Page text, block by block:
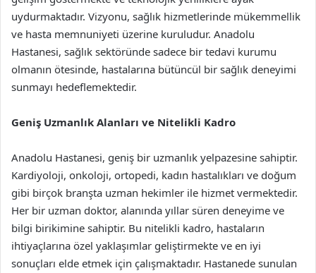
uydurmaktadır. Vizyonu, sağlık hizmetlerinde mükemmellik
ve hasta memnuniyeti üzerine kuruludur. Anadolu
Hastanesi, sağlık sektöründe sadece bir tedavi kurumu
olmanın ötesinde, hastalarına bütüncül bir sağlık deneyimi
sunmayı hedeflemektedir.
Geniş Uzmanlık Alanları ve Nitelikli Kadro
Anadolu Hastanesi, geniş bir uzmanlık yelpazesine sahiptir.
Kardiyoloji, onkoloji, ortopedi, kadın hastalıkları ve doğum
gibi birçok branşta uzman hekimler ile hizmet vermektedir.
Her bir uzman doktor, alanında yıllar süren deneyime ve
bilgi birikimine sahiptir. Bu nitelikli kadro, hastaların
ihtiyaçlarına özel yaklaşımlar geliştirmekte ve en iyi
sonuçları elde etmek için çalışmaktadır. Hastanede sunulan